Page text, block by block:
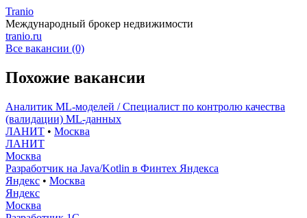
Tranio
Международный брокер недвижимости
tranio.ru
Все вакансии (0)
Похожие вакансии
Аналитик ML-моделей / Специалист по контролю качества
(валидации) ML-данных
ЛАНИТ • Москва
ЛАНИТ
Москва
Разработчик на Java/Kotlin в Финтех Яндекса
Яндекс • Москва
Яндекс
Москва